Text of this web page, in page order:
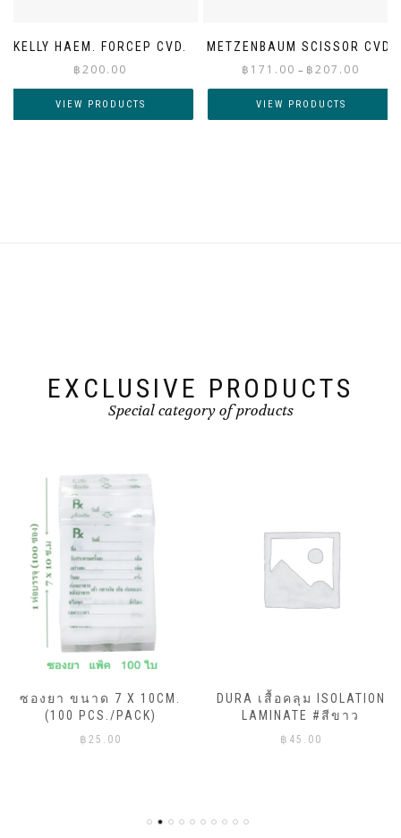
KELLY HAEM. FORCEP CVD.
฿200.00
VIEW PRODUCTS
METZENBAUM SCISSOR CVD.
฿ 171.00 – ฿207.00
range:
through
VIEW PRODUCTS
EXCLUSIVE PRODUCTS
Special category of products
ซองยา ขนาด 7 X 10CM.
(100 PCS./PACK)
฿ 25.00
DURA เสื้อคลุม ISOLATION
LAMINATE #สีขาว
฿ 45.00